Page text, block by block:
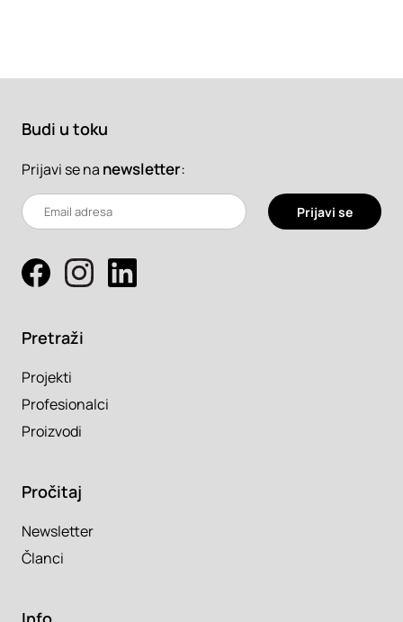
Budi u toku
Prijavi se na newsletter:
Prijavi se
Pretraži
Projekti
Profesionalci
Proizvodi
Pročitaj
Newsletter
Članci